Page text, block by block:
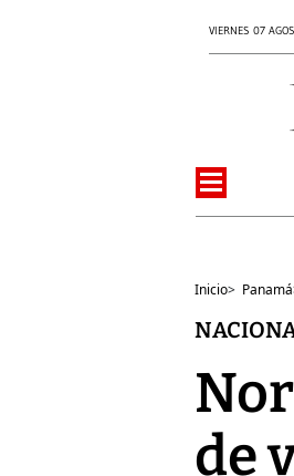
VIERNES 07
Inicio> Panamá
de